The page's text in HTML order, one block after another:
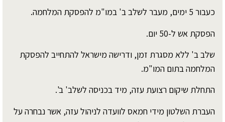
כעבור 5 ימים, מעבר לשלב ב' במו"מ להפסקת המלחמה.
הפסקת אש ל-50 יום.
שלב ב' ללא מסגרת זמן, ודרישה מישראל להתחייב להפסקת
המלחמה בתום המו"מ.
התחלת שיקום רצועת עזה, מיד בכניסה לשלב' ב'.
העברת השלטון מידי חמאס לוועדה לניהול עזה, אשר נבחרה על